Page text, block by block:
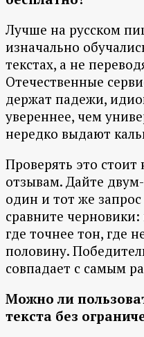
Лучше на русском
изначально
текстах, а не
Отечественные
держат падежи,
увереннее, чем
нередко выдают
Проверять это стоит
отзывам. Дайте
один и тот же
сравните
где точнее тон, где
половину.
совпадает с самым
Можно ли
текста без